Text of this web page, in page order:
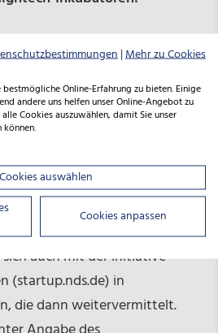
valley.de/
research.de
high-tech-inkubator/
growhouse
auch mit der Initiative
(startup.nds.de) in
die dann weitervermittelt.
|Mehr zu Cookies
Online-Erfahrung zu bieten. Einige
andere uns helfen unser Online-Angebot zu
Cookies auszuwählen, damit Sie unser
auswählen
Cookies anpassen